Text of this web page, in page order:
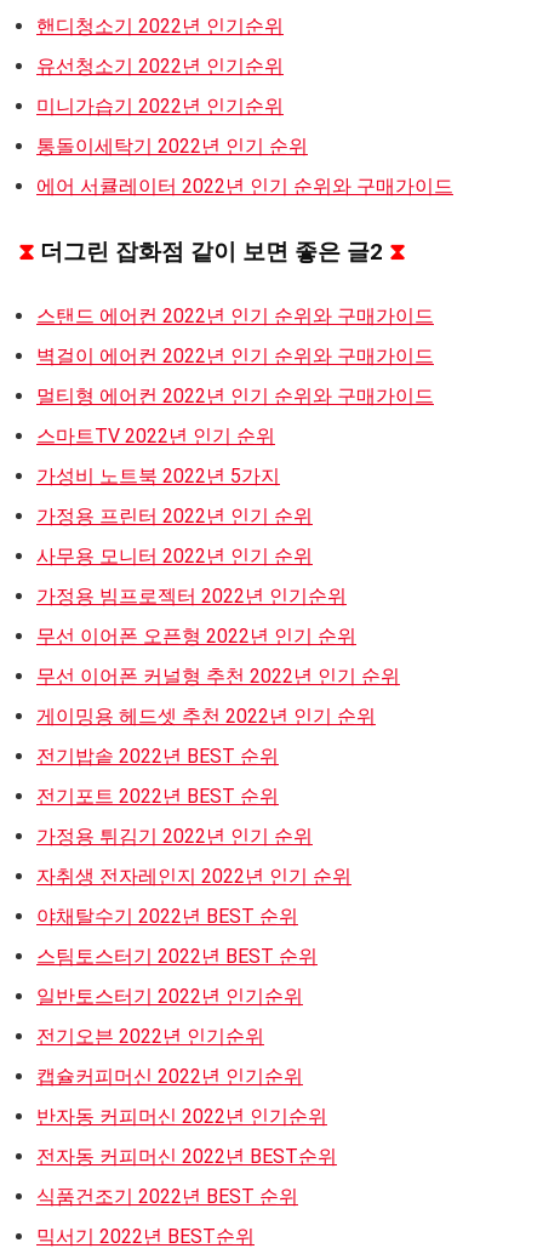
핸디청소기 2022년 인기순위
유선청소기 2022년 인기순위
미니가습기 2022년 인기순위
통돌이세탁기 2022년 인기 순위
에어 서큘레이터 2022년 인기 순위와 구매가이드
⧗ 더그린 잡화점 같이 보면 좋은 글2 ⧗
스탠드 에어컨 2022년 인기 순위와 구매가이드
벽걸이 에어컨 2022년 인기 순위와 구매가이드
멀티형 에어컨 2022년 인기 순위와 구매가이드
스마트TV 2022년 인기 순위
가성비 노트북 2022년 5가지
가정용 프린터 2022년 인기 순위
사무용 모니터 2022년 인기 순위
가정용 빔프로젝터 2022년 인기순위
무선 이어폰 오픈형 2022년 인기 순위
무선 이어폰 커널형 추천 2022년 인기 순위
게이밍용 헤드셋 추천 2022년 인기 순위
전기밥솥 2022년 BEST 순위
전기포트 2022년 BEST 순위
가정용 튀김기 2022년 인기 순위
자취생 전자레인지 2022년 인기 순위
야채탈수기 2022년 BEST 순위
스팀토스터기 2022년 BEST 순위
일반토스터기 2022년 인기순위
전기오븐 2022년 인기순위
캡슐커피머신 2022년 인기순위
반자동 커피머신 2022년 인기순위
전자동 커피머신 2022년 BEST순위
식품건조기 2022년 BEST 순위
믹서기 2022년 BEST순위